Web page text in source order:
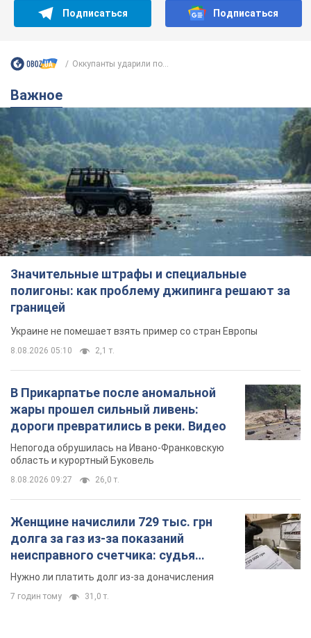
Подписаться Подписаться
Оккупанты ударили по...
Важное
Значительные штрафы и специальные
полигоны: как проблему джипинга решают за
границей
Украине не помешает взять пример со стран Европы
8.08.2026 05:10 2,1 т.
В Прикарпатье после аномальной
жары прошел сильный ливень:
дороги превратились в реки. Видео
Непогода обрушилась на Ивано-Франковскую
область и курортный Буковель
8.08.2026 09:27 26,0 т.
Женщине начислили 729 тыс. грн
долга за газ из-за показаний
неисправного счетчика: судья
вынес неожиданное решение
Нужно ли платить долг из-за доначисления
7 годин тому 31,0 т.